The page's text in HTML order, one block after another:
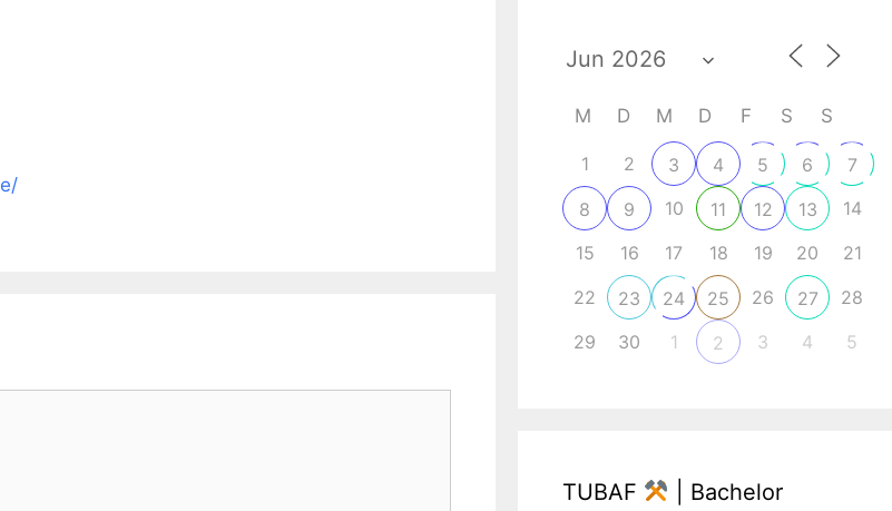
Outlook Live
M D M D F S S
1 2 3 4 5 6
7
8
9 10 11 12 13
14
15
16 17 18 19 20
21
22
23 24 25 26 27
28
29
30 1 2 3 4 5
TUBAF
| Bachelor